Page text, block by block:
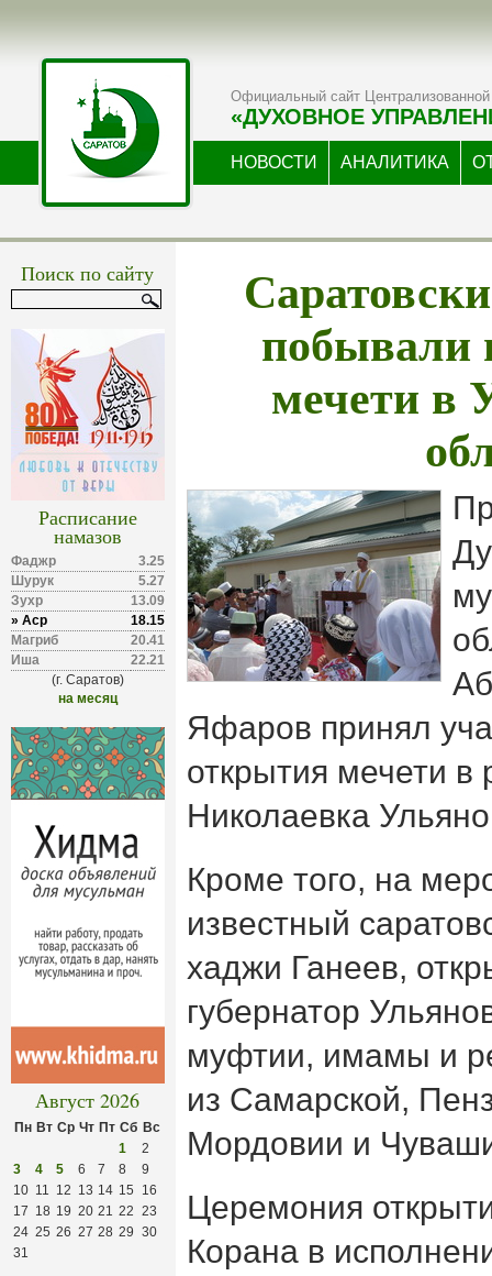
Официальный сайт Централизованной
«ДУХОВНОЕ
НОВОСТИ АНАЛИТИКА
Поиск по сайту
Расписание
намазов
Фаджр
3.25
Шурук
5.27
Зухр
13.09
» Аср
18.15
Магриб
20.41
Иша
22.21
(г. Саратов)
на месяц
Август 2026
Пн Вт Ср Чт Пт Сб Вс
1
2
3
4 5 6 7 8
9
10 11 12 13 14 15
16
17 18 19 20 21 22 23
24 25 26 27 28 29 30
31
побывали
мечети в
Яфаров принял
открытия мечети в
Николаевка
Кроме того, на
известный
хаджи Ганеев,
губернатор
муфтии, имамы и
из Самарской,
Мордовии и
Церемония
Корана в